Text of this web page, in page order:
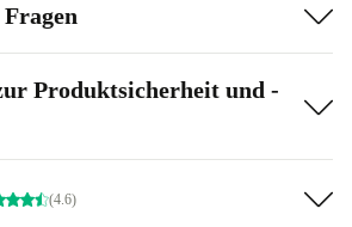
Produktsicherheit und -
(4.6)